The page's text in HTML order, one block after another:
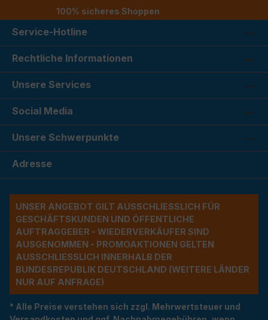
100% sicheres Shoppen
Service-Hotline
Rechtliche Informationen
Unsere Services
Social Media
Unsere Schwerpunkte
Adresse
UNSER ANGEBOT GILT AUSSCHLIESSLICH FÜR G
ESCHÄFTSKUNDEN UND ÖFFENTLICHE A
UFTRAGGEBER - WIEDERVERKÄUFER SIND A
USGENOMMEN - PROMOAKTIONEN GELTEN A
USSCHLIESSLICH INNERHALB DER BU
NDESREPUBLIK DEUTSCHLAND (WEITERE LÄNDER NU
R AUF ANFRAGE)
* Alle Preise verstehen sich zzgl. Mehrwertsteuer und